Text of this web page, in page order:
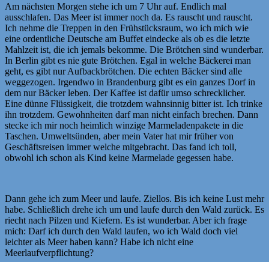
Am nächsten Morgen stehe ich um 7 Uhr auf. Endlich mal
ausschlafen. Das Meer ist immer noch da. Es rauscht und rauscht.
Ich nehme die Treppen in den Frühstücksraum, wo ich mich wie
eine ordentliche Deutsche am Buffet eindecke als ob es die letzte
Mahlzeit ist, die ich jemals bekomme. Die Brötchen sind wunderbar.
In Berlin gibt es nie gute Brötchen. Egal in welche Bäckerei man
geht, es gibt nur Aufbackbrötchen. Die echten Bäcker sind alle
weggezogen. Irgendwo in Brandenburg gibt es ein ganzes Dorf in
dem nur Bäcker leben. Der Kaffee ist dafür umso schrecklicher.
Eine dünne Flüssigkeit, die trotzdem wahnsinnig bitter ist. Ich trinke
ihn trotzdem. Gewohnheiten darf man nicht einfach brechen. Dann
stecke ich mir noch heimlich winzige Marmeladenpakete in die
Taschen. Umweltsünden, aber mein Vater hat mir früher von
Geschäftsreisen immer welche mitgebracht. Das fand ich toll,
obwohl ich schon als Kind keine Marmelade gegessen habe.
Dann gehe ich zum Meer und laufe. Ziellos. Bis ich keine Lust mehr
habe. Schließlich drehe ich um und laufe durch den Wald zurück. Es
riecht nach Pilzen und Kiefern. Es ist wunderbar. Aber ich frage
mich: Darf ich durch den Wald laufen, wo ich Wald doch viel
leichter als Meer haben kann? Habe ich nicht eine
Meerlaufverpflichtung?